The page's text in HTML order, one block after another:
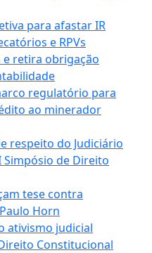
para afastar IR
e RPVs
e retira obrigação
regulatório para
ao minerador
respeito do Judiciário
Simpósio de Direito
tese contra
Horn
ativismo judicial
Constitucional